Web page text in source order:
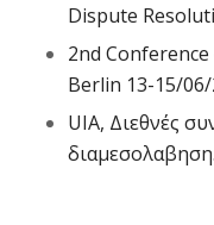
Dispute
2nd
Berlin 13-15/
UIA, Διεθνές